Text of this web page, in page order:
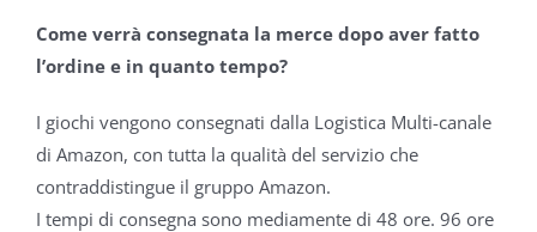
Come verrà consegnata la merce dopo aver fatto
l’ordine e in quanto tempo?
I giochi vengono consegnati dalla Logistica Multi-canale
di Amazon, con tutta la qualità del servizio che
contraddistingue il gruppo Amazon.
I tempi di consegna sono mediamente di 48 ore. 96 ore